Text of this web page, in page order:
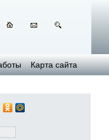
Карта сайта